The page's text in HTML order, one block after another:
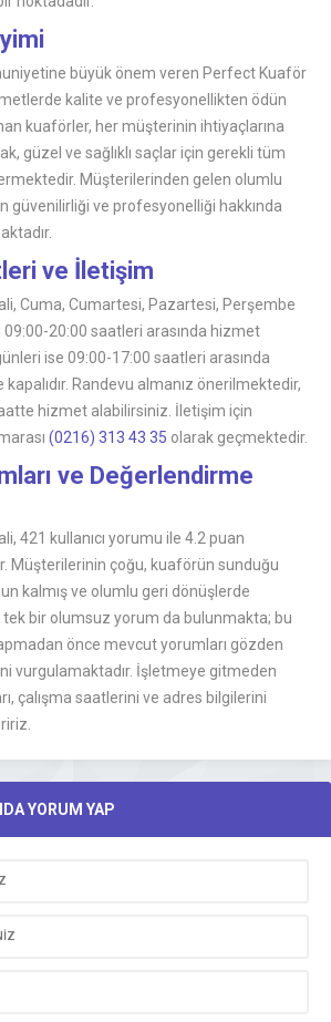
büyük önem veren Perfect Kuaför
kalite ve profesyonellikten ödün
kuaförler, her müşterinin ihtiyaçlarına
güzel ve sağlıklı saçlar için gerekli tüm
Müşterilerinden gelen olumlu
güvenilirliği ve profesyonelliği hakkında
ve İletişim
Cuma, Cumartesi, Pazartesi, Perşembe
20:00 saatleri arasında hizmet
ise 09:00-17:00 saatleri arasında
kapalıdır. Randevu almanız önerilmektedir,
hizmet alabilirsiniz. İletişim için
(0216) 313 43 35 olarak geçmektedir.
ve Değerlendirme
421 kullanıcı yorumu ile 4.2 puan
Müşterilerinin çoğu, kuaförün sunduğu
kalmış ve olumlu geri dönüşlerde
bir olumsuz yorum da bulunmakta; bu
önce mevcut yorumları gözden
vurgulamaktadır. İşletmeye gitmeden
çalışma saatlerini ve adres bilgilerini
YORUM YAP